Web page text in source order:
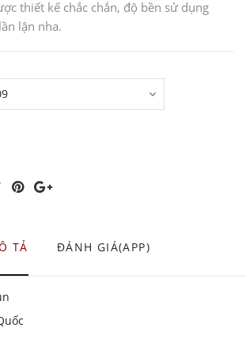
thiết kế chắc chắn, độ bền sử dụng
lận nha.
TẢ ĐÁNH GIÁ(APP)